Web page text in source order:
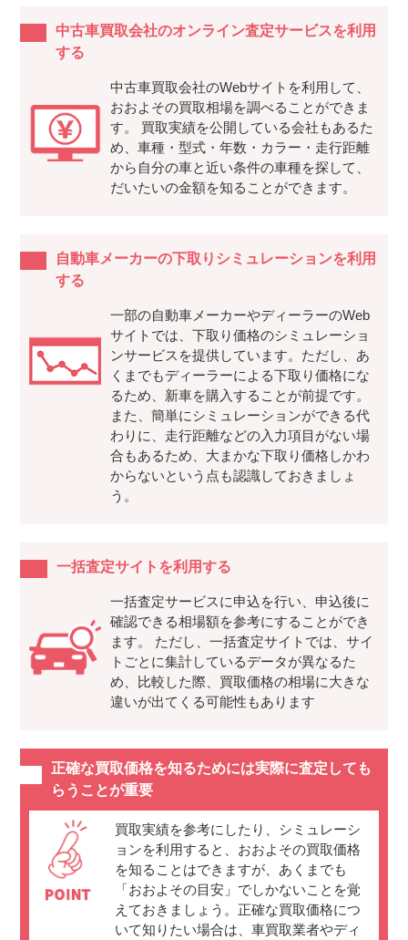
中古車買取会社のオンライン査定サービスを利用
する
中古車買取会社のWebサイトを利用して、
おおよその買取相場を調べることができま
す。 買取実績を公開している会社もあるた
め、車種・型式・年数・カラー・走行距離
から自分の車と近い条件の車種を探して、
だいたいの金額を知ることができます。
自動車メーカーの下取りシミュレーションを利用
する
一部の自動車メーカーやディーラーのWeb
サイトでは、下取り価格のシミュレーショ
ンサービスを提供しています。ただし、あ
くまでもディーラーによる下取り価格にな
るため、新車を購入することが前提です。
また、簡単にシミュレーションができる代
わりに、走行距離などの入力項目がない場
合もあるため、大まかな下取り価格しかわ
からないという点も認識しておきましょ
う。
一括査定サイトを利用する
一括査定サービスに申込を行い、申込後に
確認できる相場額を参考にすることができ
ます。 ただし、一括査定サイトでは、サイ
トごとに集計しているデータが異なるた
め、比較した際、買取価格の相場に大きな
違いが出てくる可能性もあります
正確な買取価格を知るためには実際に査定しても
らうことが重要
買取実績を参考にしたり、シミュレーシ
ョンを利用すると、おおよその買取価格
を知ることはできますが、あくまでも
「おおよその目安」でしかないことを覚
えておきましょう。正確な買取価格につ
いて知りたい場合は、車買取業者やディ